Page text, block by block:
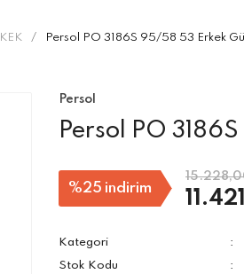
Persol PO 3186S 95/58 53 Erkek
Persol
Persol PO
%25 indirim
Kategori
Stok Kodu